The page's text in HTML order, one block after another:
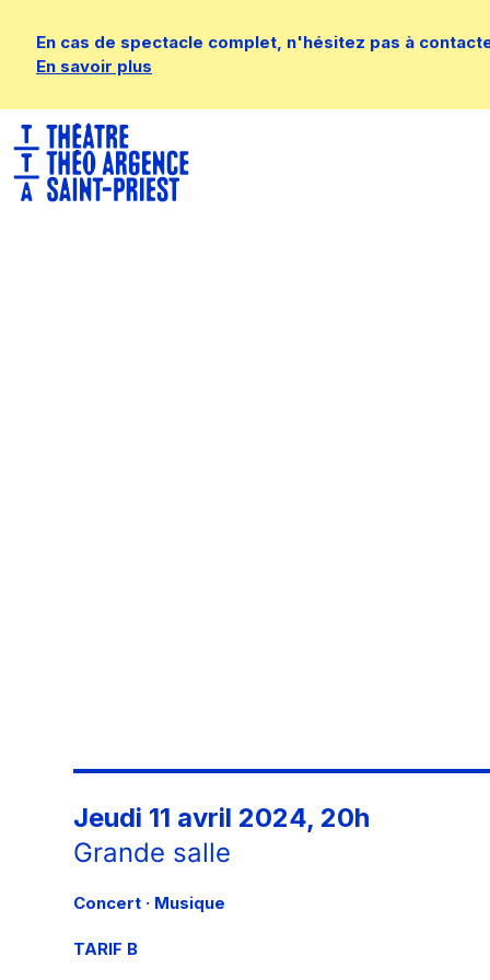
En cas de spectacle complet, n'hésitez pas à
En savoir plus
Jeudi 11 avril 2024, 20h
Grande salle
Concert · Musique
TARIF B